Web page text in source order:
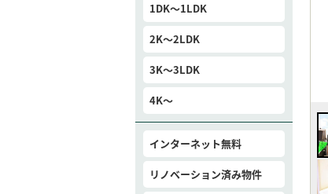
1DK～1LDK
2K～2LDK
3K～3LDK
4K～
インターネット無料
リノベーション済み物件